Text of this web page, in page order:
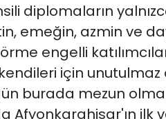
diplomaların
emeğin, azmin ve
engelli
için
burada mezun
Afyonkarahisar'ın